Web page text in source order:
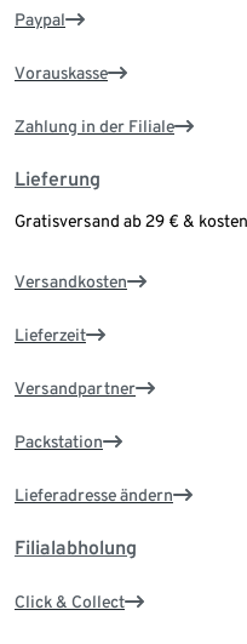
Paypal
Vorauskasse
Zahlung in der Filiale
Lieferung
Gratisversand ab 29 € &
Versandkosten
Lieferzeit
Versandpartner
Packstation
Lieferadresse ändern
Filialabholung
Click & Collect